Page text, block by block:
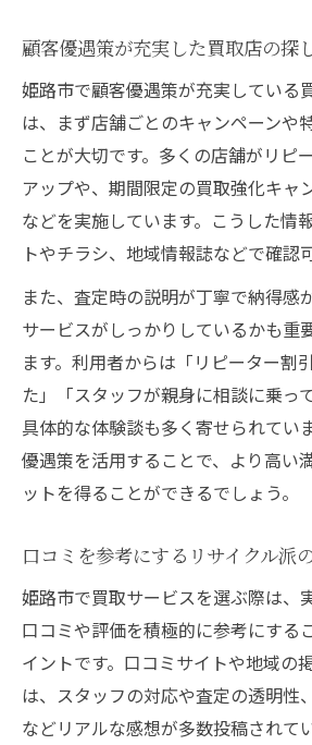
顧客優遇策が充実した買取店の探
姫路市で顧客優遇策が充実している
は、まず店舗ごとのキャンペーンや
ことが大切です。多くの店舗がリピ
アップや、期間限定の買取強化キャ
などを実施しています。こうした情
トやチラシ、地域情報誌などで確認
また、査定時の説明が丁寧で納得感
サービスがしっかりしているかも重
ます。利用者からは「リピーター割
た」「スタッフが親身に相談に乗っ
具体的な体験談も多く寄せられてい
優遇策を活用することで、より高い
ットを得ることができるでしょう。
口コミを参考にするリサイクル派
姫路市で買取サービスを選ぶ際は、
口コミや評価を積極的に参考にする
イントです。口コミサイトや地域の
は、スタッフの対応や査定の透明性
などリアルな感想が多数投稿されて